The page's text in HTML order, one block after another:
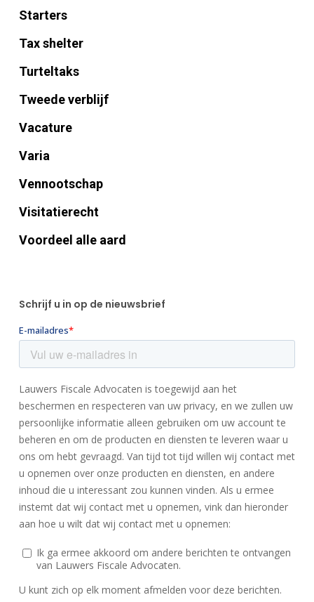
Starters
Tax shelter
Turteltaks
Tweede verblijf
Vacature
Varia
Vennootschap
Visitatierecht
Voordeel alle aard
Schrijf u in op de nieuwsbrief